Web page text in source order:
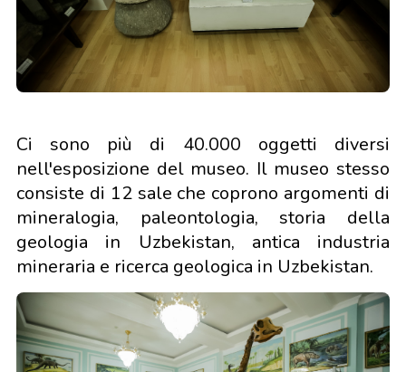
Ci sono più di 40.000 oggetti diversi
nell'esposizione del museo. Il museo stesso
consiste di 12 sale che coprono argomenti di
mineralogia, paleontologia, storia della
geologia in Uzbekistan, antica industria
mineraria e ricerca geologica in Uzbekistan.